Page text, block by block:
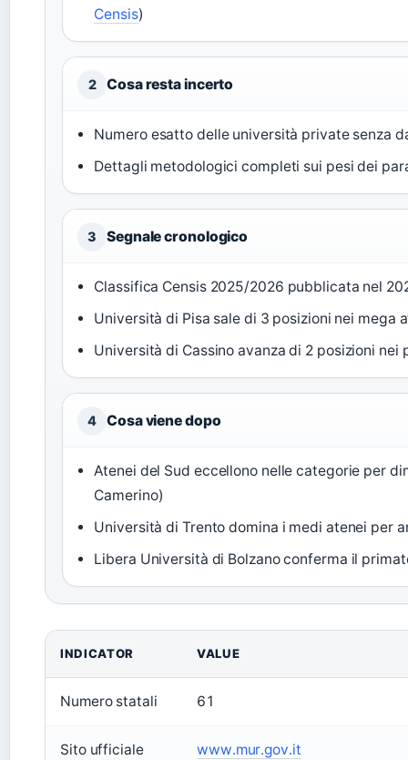
Censis)
2 Cosa resta incerto
Numero esatto delle università private senza
Dettagli metodologici completi sui pesi dei
3 Segnale cronologico
Classifica Censis 2025/2026 pubblicata nel
Università di Pisa sale di 3 posizioni nei mega
Università di Cassino avanza di 2 posizioni nei
4 Cosa viene dopo
Atenei del Sud eccellono nelle categorie per
Camerino)
Università di Trento domina i medi atenei per
Libera Università di Bolzano conferma il
INDICATOR VALUE
Numero statali 61
Sito ufficiale www.mur.gov.it